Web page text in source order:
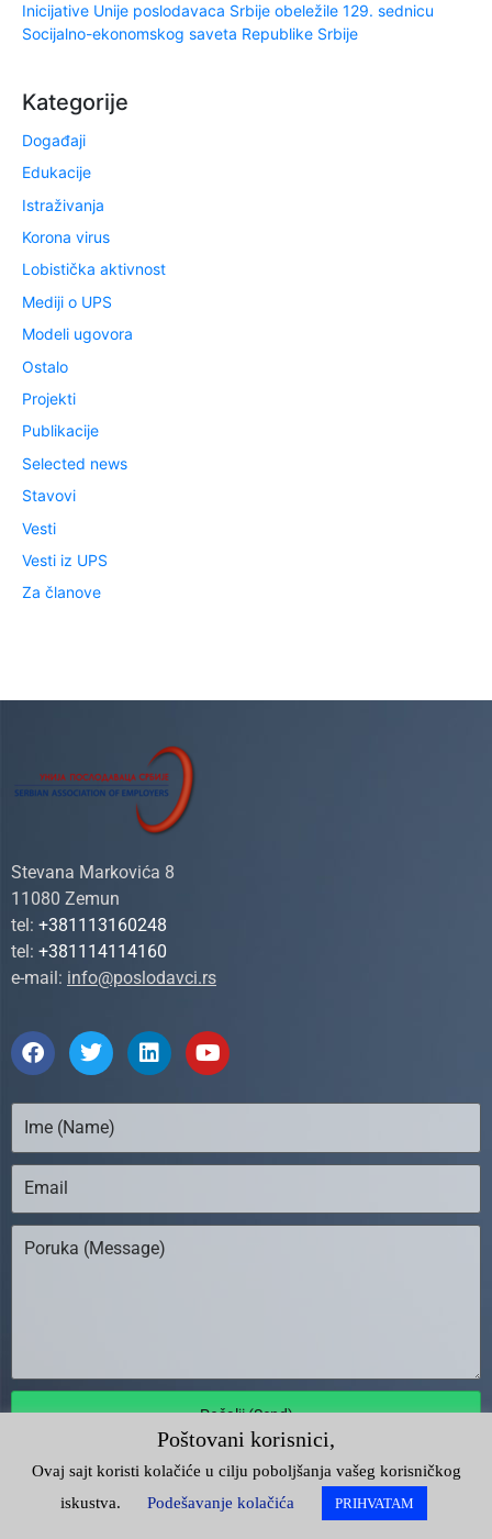
Inicijative Unije poslodavaca Srbije obeležile 129. sednicu
Socijalno-ekonomskog saveta Republike Srbije
Kategorije
Događaji
Edukacije
Istraživanja
Korona virus
Lobistička aktivnost
Mediji o UPS
Modeli ugovora
Ostalo
Projekti
Publikacije
Selected news
Stavovi
Vesti
Vesti iz UPS
Za članove
Stevana Markovića 8
11080 Zemun
tel: +381113160248
tel: +381114114160
e-mail: info@poslodavci.rs
Pošalji (Send)
Unija Poslodavaca Srbije | Impresum
Poštovani korisnici,
Ovaj sajt koristi kolačiće u cilju poboljšanja vašeg korisničkog
iskustva.
Podešavanje kolačića PRIHVATAM